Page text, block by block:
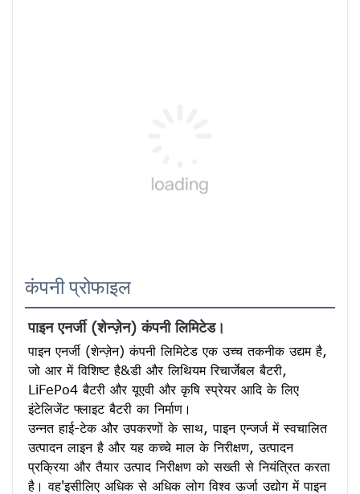
कंपनी प्रोफाइल
पाइन एनर्जी (शेन्ज़ेन) कंपनी लिमिटेड।
पाइन एनर्जी (शेन्ज़ेन) कंपनी लिमिटेड एक उच्च तकनीक उद्यम है,
जो आर में विशिष्ट है&डी और लिथियम रिचार्जेबल बैटरी,
LiFePo4 बैटरी और यूएवी और कृषि स्प्रेयर आदि के लिए
इंटेलिजेंट फ्लाइट बैटरी का निर्माण।
उन्नत हाई-टेक और उपकरणों के साथ, पाइन एन्जर्ज में स्वचालित
उत्पादन लाइन है और यह कच्चे माल के निरीक्षण, उत्पादन
प्रक्रिया और तैयार उत्पाद निरीक्षण को सख्ती से नियंत्रित करता
है। वह'इसीलिए अधिक से अधिक लोग विश्व ऊर्जा उद्योग में पाइन